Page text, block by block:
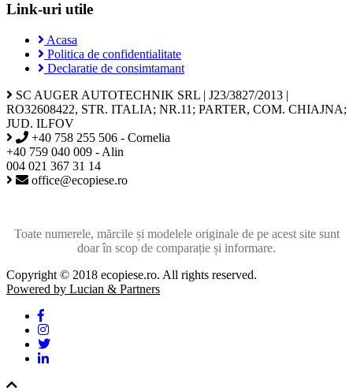
Link-uri utile
Acasa
Politica de confidentialitate
Declaratie de consimtamant
SC AUGER AUTOTECHNIK SRL | J23/3827/2013 |
RO32608422, STR. ITALIA; NR.11; PARTER, COM. CHIAJNA;
JUD. ILFOV
+40 758 255 506 - Cornelia
+40 759 040 009 - Alin
004 021 367 31 14
office@ecopiese.ro
Toate numerele, mărcile și modelele originale de pe acest site sunt
doar în scop de comparație și informare.
Copyright © 2018 ecopiese.ro. All rights reserved.
Powered by Lucian & Partners